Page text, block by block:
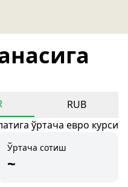
RUB
ўртача евро курси
Ўртача сотиш
~